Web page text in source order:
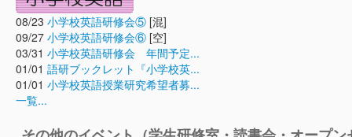
08/23 小学校英語研修会⑤ [混]
09/27 小学校英語研修会⑥ [空]
03/31 小学校英語研修会 年間予定...
01/01 語研ブックレット『小学校英...
01/01 小学校英語授業研究希望者募...
一覧...